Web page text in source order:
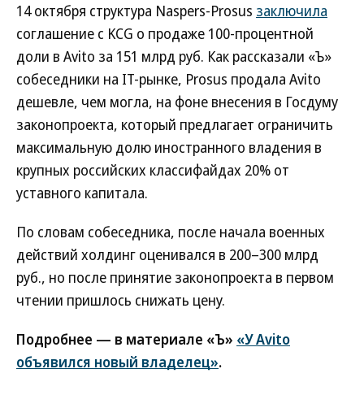
14 октября структура Naspers-Prosus заключила
соглашение с KCG о продаже 100-процентной
доли в Avito за 151 млрд руб. Как рассказали «Ъ»
собеседники на IT-рынке, Prosus продала Avito
дешевле, чем могла, на фоне внесения в Госдуму
законопроекта, который предлагает ограничить
максимальную долю иностранного владения в
крупных российских классифайдах 20% от
уставного капитала.
По словам собеседника, после начала военных
действий холдинг оценивался в 200–300 млрд
руб., но после принятие законопроекта в первом
чтении пришлось снижать цену.
Подробнее — в материале «Ъ» «У Avito
объявился новый владелец».